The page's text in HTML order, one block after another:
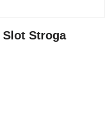
Slot Stroga